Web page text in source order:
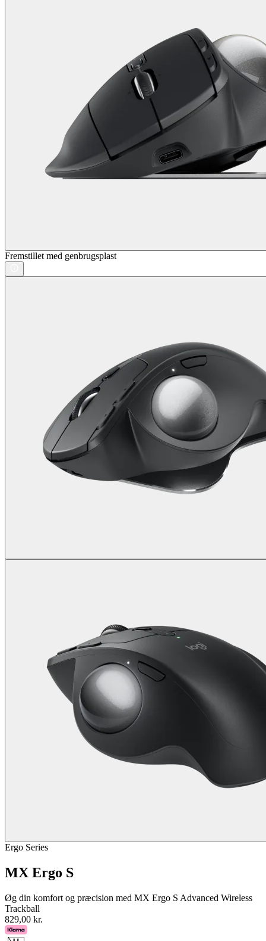
Fremstillet med genbrugsplast
Ergo Series
MX Ergo S
Øg din komfort og præcision med MX Ergo S Advanced Wireless
Trackball
829,00 kr.